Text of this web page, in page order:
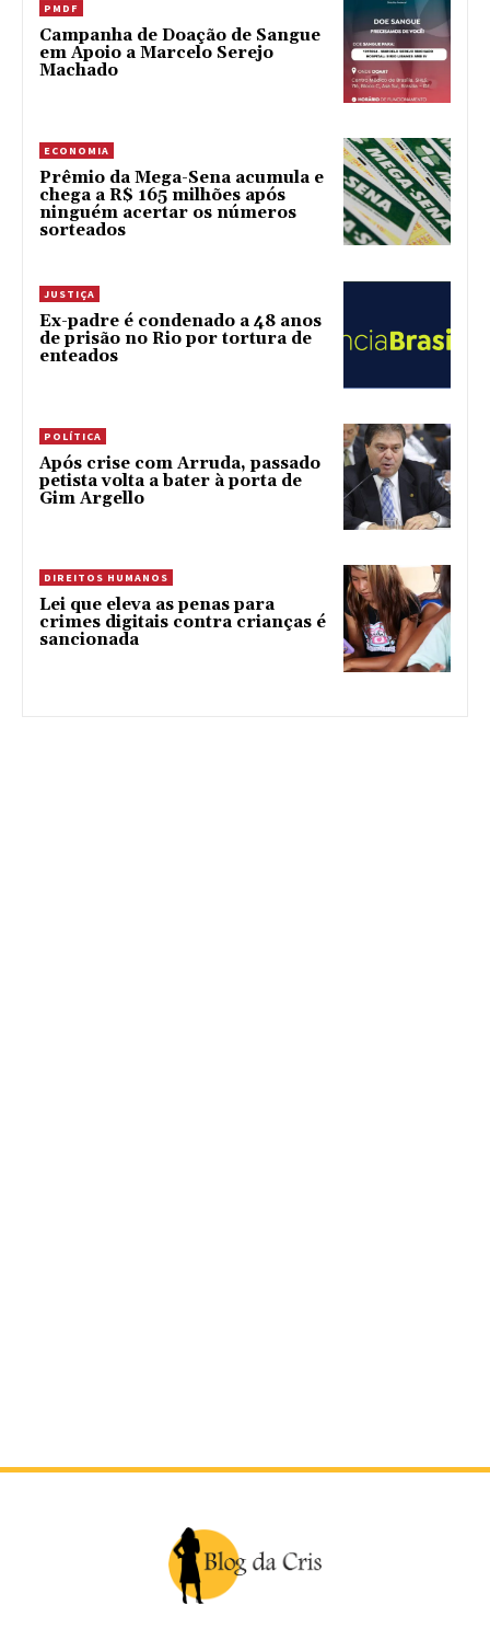
PMDF
Campanha de Doação de Sangue
em Apoio a Marcelo Serejo
Machado
ECONOMIA
Prêmio da Mega-Sena acumula e
chega a R$ 165 milhões após
ninguém acertar os números
sorteados
JUSTIÇA
Ex-padre é condenado a 48 anos
de prisão no Rio por tortura de
enteados
POLÍTICA
Após crise com Arruda, passado
petista volta a bater à porta de
Gim Argello
DIREITOS HUMANOS
Lei que eleva as penas para
crimes digitais contra crianças é
sancionada